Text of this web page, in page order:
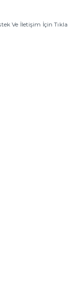
Ve İletişim İçin Tıkla